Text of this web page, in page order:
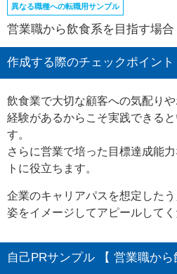
異なる職種への転職用サンプル
営業職から飲食系を目指す場合
作成する際のチェックポイント
飲食業で大切な顧客への気配り
経験があるからこそ実践できる
す。
さらに営業で培った目標達成能
トに役立ちます。
企業のキャリアパスを想定した
姿をイメージしてアピールしてく
自己PRサンプル 【 営業職から